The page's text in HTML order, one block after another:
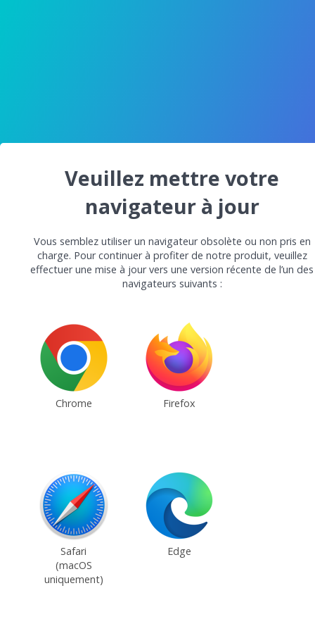
Veuillez mettre votre
navigateur à jour
Vous semblez utiliser un navigateur obsolète ou non pris en
charge. Pour continuer à profiter de notre produit, veuillez
effectuer une mise à jour vers une version récente de l’un des
navigateurs suivants :
Chrome Firefox
Safari
(macOS
uniquement)
Edge